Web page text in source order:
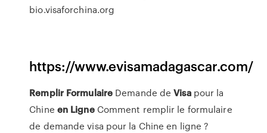
bio.visaforchina.org
https://www.evisamadagascar.com/
Remplir Formulaire Demande deVisapour la
Chine en LigneComment remplir le formulaire
de demande visa pour la Chine en ligne ?